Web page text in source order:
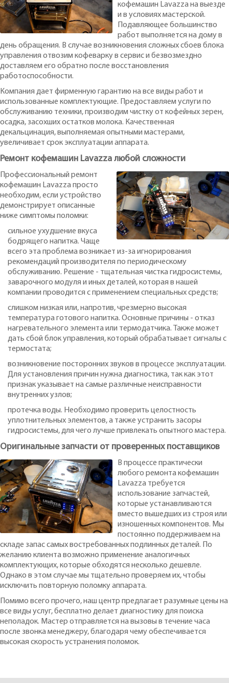
кофемашин Lavazza на выезде
и в условиях мастерской.
Подавляющее большинство
работ выполняется на дому в
день обращения. В случае возникновения сложных сбоев блока
управления отвозим кофеварку в сервис и безвозмездно
доставляем его обратно после восстановления
работоспособности.
Компания дает фирменную гарантию на все виды работ и
использованные комплектующие. Предоставляем услуги по
обслуживанию техники, производим чистку от кофейных зерен,
осадка, засохших остатков молока. Качественная
декальцинация, выполняемая опытными мастерами,
увеличивает срок эксплуатации аппарата.
Ремонт кофемашин Lavazza любой сложности
Профессиональный ремонт
кофемашин Lavazza просто
необходим, если устройство
демонстрирует описанные
ниже симптомы поломки:
сильное ухудшение вкуса
бодрящего напитка. Чаще
всего эта проблема возникает из-за игнорирования
рекомендаций производителя по периодическому
обслуживанию. Решение - тщательная чистка гидросистемы,
заварочного модуля и иных деталей, которая в нашей
компании проводится с применением специальных средств;
слишком низкая или, напротив, чрезмерно высокая
температура готового напитка. Основные причины - отказ
нагревательного элемента или термодатчика. Также может
дать сбой блок управления, который обрабатывает сигналы с
термостата;
возникновение посторонних звуков в процессе эксплуатации.
Для установления причин нужна диагностика, так как этот
признак указывает на самые различные неисправности
внутренних узлов;
протечка воды. Необходимо проверить целостность
уплотнительных элементов, а также устранить засоры
гидросистемы, для чего лучше привлекать опытного мастера.
Оригинальные запчасти от проверенных поставщиков
В процессе практически
любого ремонта кофемашин
Lavazza требуется
использование запчастей,
которые устанавливаются
вместо вышедших из строя или
изношенных компонентов. Мы
постоянно поддерживаем на
складе запас самых востребованных подлинных деталей. По
желанию клиента возможно применение аналогичных
комплектующих, которые обходятся несколько дешевле.
Однако в этом случае мы тщательно проверяем их, чтобы
исключить повторную поломку аппарата.
Помимо всего прочего, наш центр предлагает разумные цены на
все виды услуг, бесплатно делает диагностику для поиска
неполадок. Мастер отправляется на вызовы в течение часа
после звонка менеджеру, благодаря чему обеспечивается
высокая скорость устранения поломок.